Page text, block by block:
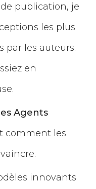
publication, je
les plus
par les auteurs.
en
Agents
comment les
innovants